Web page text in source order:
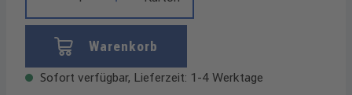
Warenkorb
Sofort verfügbar, Lieferzeit: 1-4 Werktage